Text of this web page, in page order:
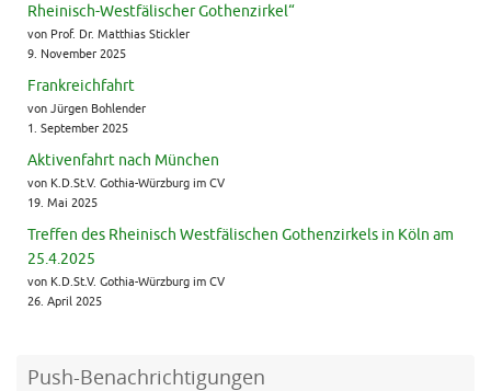
Rheinisch-Westfälischer Gothenzirkel“
von Prof. Dr. Matthias Stickler
9. November 2025
Frankreichfahrt
von Jürgen Bohlender
1. September 2025
Aktivenfahrt nach München
von K.D.St.V. Gothia-Würzburg im CV
19. Mai 2025
Treffen des Rheinisch Westfälischen Gothenzirkels in Köln am
25.4.2025
von K.D.St.V. Gothia-Würzburg im CV
26. April 2025
Push-Benachrichtigungen